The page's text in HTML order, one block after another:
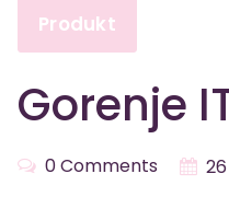
Produkt
Gorenje
0 Comments